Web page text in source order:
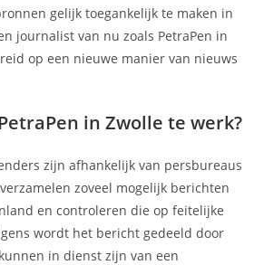
gelijk toegankelijk te maken in
journalist van nu zoals PetraPen in
op een nieuwe manier van nieuws
in Zwolle te werk?
zijn afhankelijk van persbureaus
zoveel mogelijk berichten
en controleren die op feitelijke
wordt het bericht gedeeld door
in dienst zijn van een